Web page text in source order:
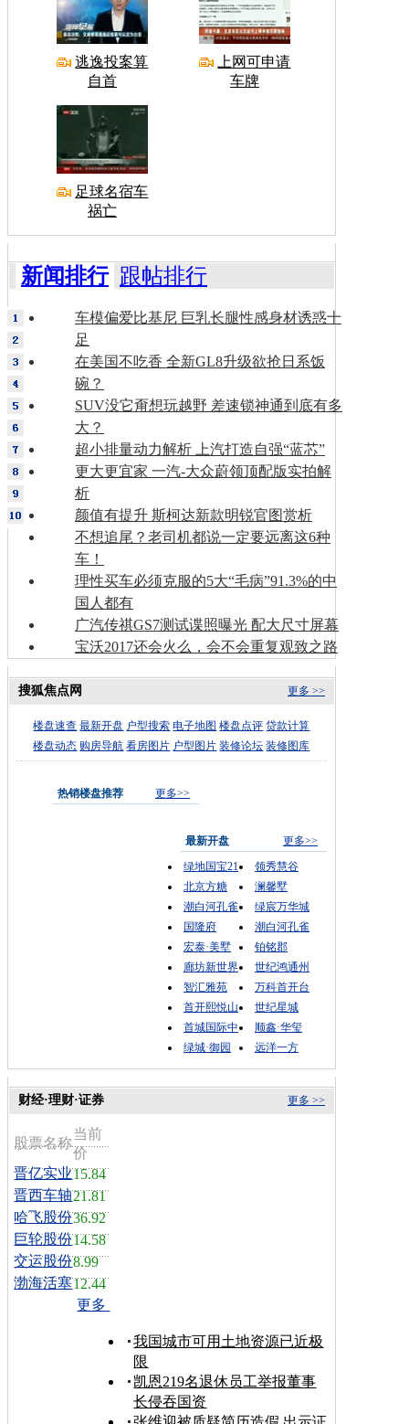
逃逸投案算
自首
上网可申请
车牌
足球名宿车
祸亡
新闻排行 跟帖排行
车模偏爱比基尼 巨乳长腿性感身材诱惑十
足
在美国不吃香 全新GL8升级欲抢日系饭
碗？
SUV没它甭想玩越野 差速锁神通到底有多
大？
超小排量动力解析 上汽打造自强“蓝芯”
更大更宜家 一汽-大众蔚领顶配版实拍解
析
颜值有提升 斯柯达新款明锐官图赏析
不想追尾？老司机都说一定要远离这6种
车！
理性买车必须克服的5大“毛病”91.3%的中
国人都有
广汽传祺GS7测试谍照曝光 配大尺寸屏幕
宝沃2017还会火么，会不会重复观致之路
更多 >>
搜狐焦点网
楼盘速查 最新开盘 户型搜索 电子地图 楼盘点评 贷款计算
楼盘动态 购房导航 看房图片 户型图片 装修论坛 装修图库
热销楼盘推荐 更多>>
最新开盘
更多>>
绿地国宝21
领秀慧谷
北京方糖
澜馨墅
潮白河孔雀
绿宸万华城
国隆府
潮白河孔雀
宏泰·美墅
铂铭郡
廊坊新世界
世纪鸿通州
智汇雅苑
万科首开台
首开熙悦山
世纪星城
首城国际中
顺鑫·华玺
绿城·御园
远洋一方
更多 >>
财经·理财·证券
股票名称
当前
价
晋亿实业15.84
晋西车轴21.81
哈飞股份36.92
巨轮股份14.58
交运股份8.99
渤海活塞12.44
更多
我国城市可用土地资源已近极
限
凯恩219名退休员工举报董事
长侵吞国资